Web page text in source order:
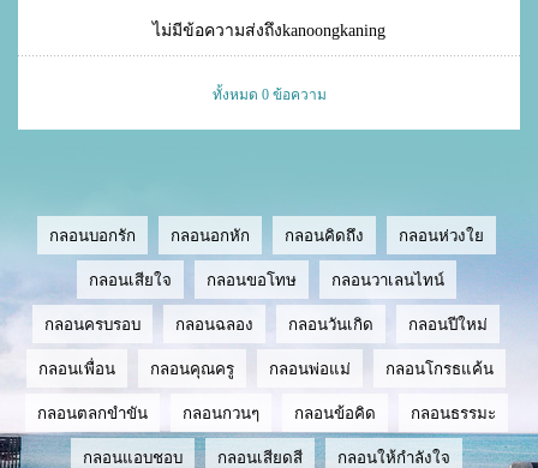
ไม่มีข้อความส่งถึงkanoongkaning
ทั้งหมด 0 ข้อความ
กลอนบอกรัก กลอนอกหัก กลอนคิดถึง กลอนห่วงใย
กลอนเสียใจ กลอนขอโทษ กลอนวาเลนไทน์
กลอนครบรอบ กลอนฉลอง กลอนวันเกิด กลอนปีใหม่
กลอนเพื่อน กลอนคุณครู กลอนพ่อแม่ กลอนโกรธแค้น
กลอนตลกขำขัน กลอนกวนๆ กลอนข้อคิด กลอนธรรมะ
กลอนแอบชอบ กลอนเสียดสี กลอนให้กำลังใจ